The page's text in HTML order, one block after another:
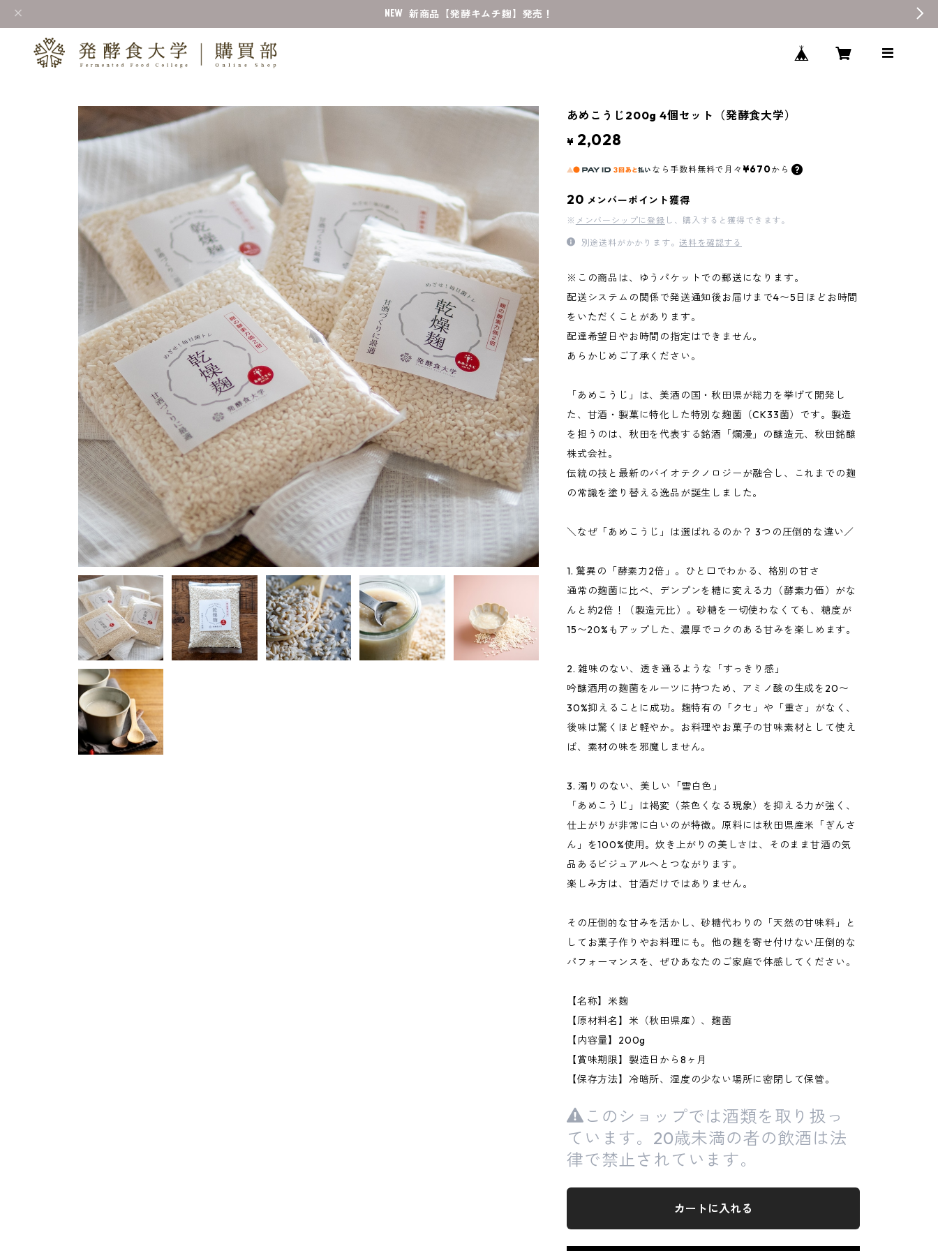
新商品【発酵キムチ麹】発売！
あめこうじ200g 4個セット（発酵食大学）
¥ 2,028
なら 手数料無料で 月々 ¥670から
20 メンバーポイント獲得
※ メンバーシップに登録 し、購入すると獲得できます。
別途送料がかかります。送料を確認する
※この商品は、ゆうパケットでの郵送になります。
配送システムの関係で発送通知後お届けまで4〜5日ほどお時間
をいただくことがあります。
配達希望日やお時間の指定はできません。
あらかじめご了承ください。
「あめこうじ」は、美酒の国・秋田県が総力を挙げて開発し
た、甘酒・製菓に特化した特別な麹菌（CK33菌）です。製造
を担うのは、秋田を代表する銘酒「爛漫」の醸造元、秋田銘醸
株式会社。
伝統の技と最新のバイオテクノロジーが融合し、これまでの麹
の常識を塗り替える逸品が誕生しました。
＼なぜ「あめこうじ」は選ばれるのか？ 3つの圧倒的な違い／
1. 驚異の「酵素力2倍」。ひと口でわかる、格別の甘さ
通常の麹菌に比べ、デンプンを糖に変える力（酵素力価）がな
んと約2倍！（製造元比）。砂糖を一切使わなくても、糖度が
15〜20%もアップした、濃厚でコクのある甘みを楽しめます。
2. 雑味のない、透き通るような「すっきり感」
吟醸酒用の麹菌をルーツに持つため、アミノ酸の生成を20〜
30%抑えることに成功。麹特有の「クセ」や「重さ」がなく、
後味は驚くほど軽やか。お料理やお菓子の甘味素材として使え
ば、素材の味を邪魔しません。
3. 濁りのない、美しい「雪白色」
「あめこうじ」は褐変（茶色くなる現象）を抑える力が強く、
仕上がりが非常に白いのが特徴。原料には秋田県産米「ぎんさ
ん」を100%使用。炊き上がりの美しさは、そのまま甘酒の気
品あるビジュアルへとつながります。
楽しみ方は、甘酒だけではありません。
その圧倒的な甘みを活かし、砂糖代わりの「天然の甘味料」と
してお菓子作りやお料理にも。他の麹を寄せ付けない圧倒的な
パフォーマンスを、ぜひあなたのご家庭で体感してください。
【名称】米麹
【原材料名】米（秋田県産）、麹菌
【内容量】200g
【賞味期限】製造日から8ヶ月
【保存方法】冷暗所、湿度の少ない場所に密閉して保管。
このショップでは酒類を取り扱っ
ています。20歳未満の者の飲酒は法
律で禁止されています。
カートに入れる